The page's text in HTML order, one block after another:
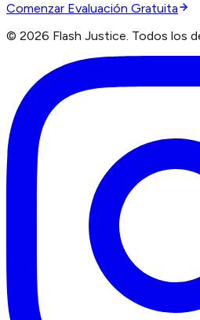
Comenzar Evaluación Gratuita
© 2026 Flash Justice. Todos los